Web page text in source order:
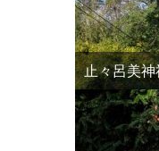
止々呂美